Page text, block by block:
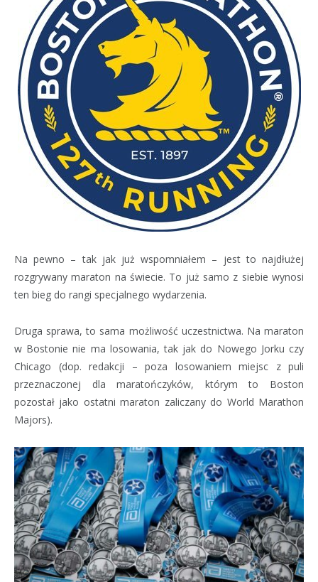
Na pewno – tak jak już wspomniałem – jest to najdłużej
rozgrywany maraton na świecie. To już samo z siebie wynosi
ten bieg do rangi specjalnego wydarzenia.
Druga sprawa, to sama możliwość uczestnictwa. Na maraton
w Bostonie nie ma losowania, tak jak do Nowego Jorku czy
Chicago (dop. redakcji – poza losowaniem miejsc z puli
przeznaczonej dla maratończyków, którym to Boston
pozostał jako ostatni maraton zaliczany do World Marathon
Majors).